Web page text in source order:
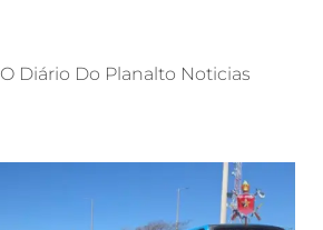
O Diário Do Planalto Noticias